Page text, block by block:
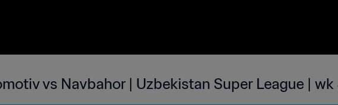
vs Navbahor | Uzbekistan Super League |